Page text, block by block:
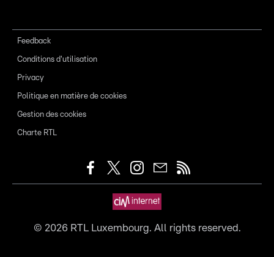
Feedback
Conditions d'utilisation
Privacy
Politique en matière de cookies
Gestion des cookies
Charte RTL
© 2026RTL Luxembourg. All rights reserved.